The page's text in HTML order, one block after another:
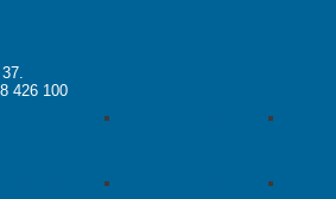
426 100